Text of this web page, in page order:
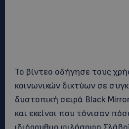
Το βίντεο οδήγησε τους
κοινωνικών δικτύων σε
δυστοπική σειρά Black
και εκείνοι που τόνισαν